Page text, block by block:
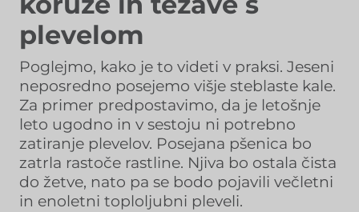
plevelom
Poglejmo, kako je to videti v praksi. Jeseni
neposredno posejemo višje steblaste kale.
Za primer predpostavimo, da je letošnje
leto ugodno in v sestoju ni potrebno
zatiranje plevelov. Posejana pšenica bo
zatrla rastoče rastline. Njiva bo ostala čista
do žetve, nato pa se bodo pojavili večletni
in enoletni toploljubni pleveli.